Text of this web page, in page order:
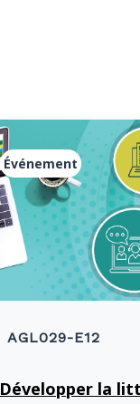
Événement
AGL029-E12
Développer la